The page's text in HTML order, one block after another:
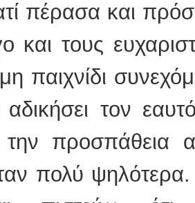
πέρασα και
και τους
παιχνίδι
τον
προσπάθεια
πολύ